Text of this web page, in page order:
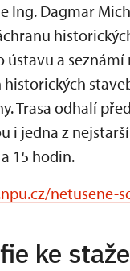
Ing. Dagmar
ústavu a
Trasa odhalí
i jedna z
15 hodin.
netusene-
ke